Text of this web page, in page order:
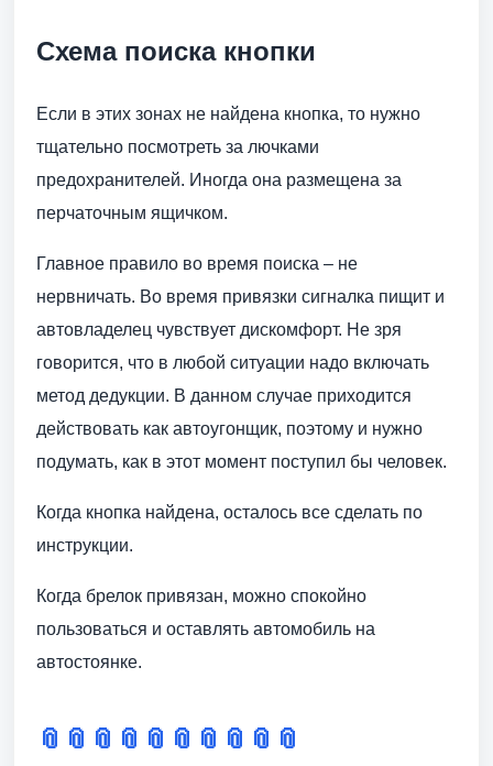
Схема поиска кнопки
Если в этих зонах не найдена кнопка, то нужно
тщательно посмотреть за лючками
предохранителей. Иногда она размещена за
перчаточным ящичком.
Главное правило во время поиска – не
нервничать. Во время привязки сигналка пищит и
автовладелец чувствует дискомфорт. Не зря
говорится, что в любой ситуации надо включать
метод дедукции. В данном случае приходится
действовать как автоугонщик, поэтому и нужно
подумать, как в этот момент поступил бы человек.
Когда кнопка найдена, осталось все сделать по
инструкции.
Когда брелок привязан, можно спокойно
пользоваться и оставлять автомобиль на
автостоянке.
📎 📎 📎 📎 📎 📎 📎 📎 📎 📎